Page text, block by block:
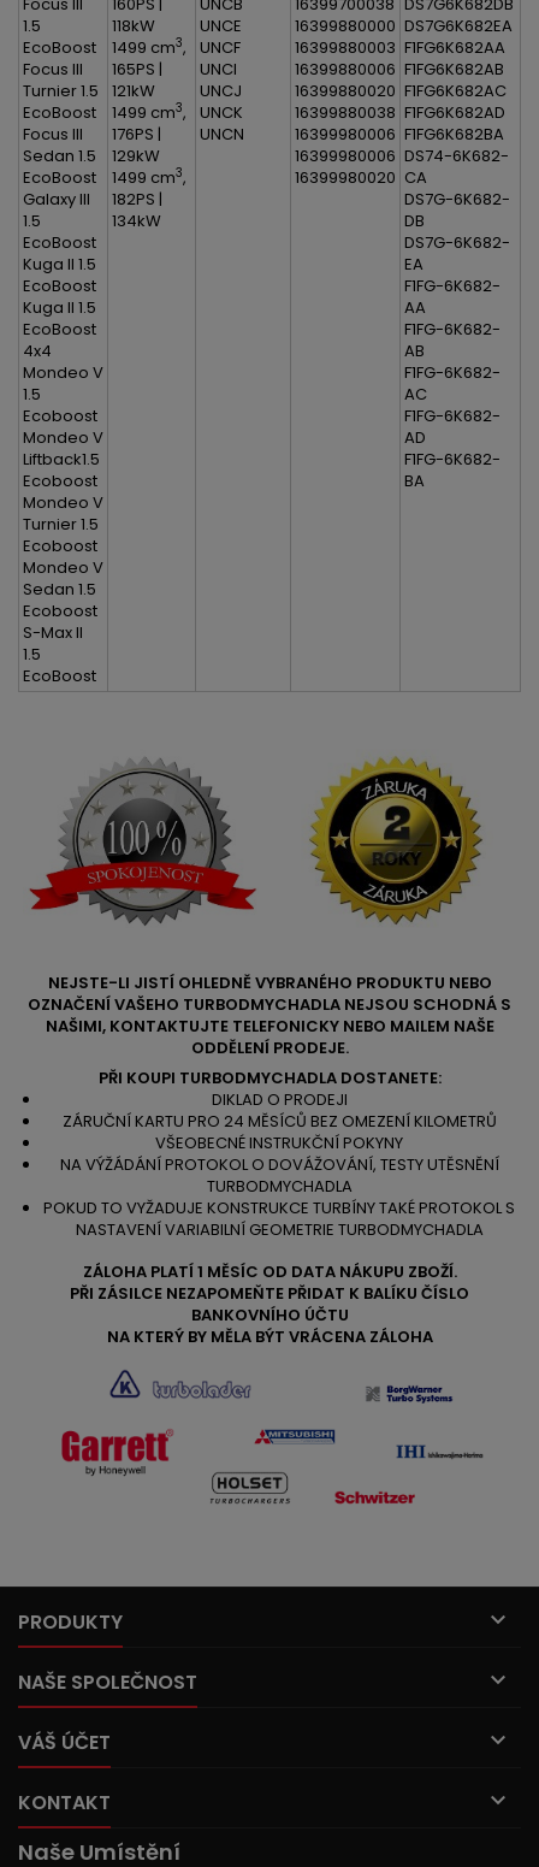
1.5
EcoBoost
Focus III
Turnier 1.5
EcoBoost
Focus III
Sedan 1.5
EcoBoost
Galaxy III
1.5
EcoBoost
Kuga II 1.5
EcoBoost
Kuga II 1.5
EcoBoost
4x4
Mondeo V
1.5
Ecoboost
Mondeo V
Liftback1.5
Ecoboost
Mondeo V
Turnier 1.5
Ecoboost
Mondeo V
Sedan 1.5
Ecoboost
S-Max II
1.5
EcoBoost
118kW
1499 cm3,
165PS |
121kW
1499 cm3,
176PS |
129kW
1499 cm3,
182PS |
134kW
UNCE
UNCF
UNCI
UNCJ
UNCK
UNCN
16399880000
16399880003
16399880006
16399880020
16399880038
16399980006
16399980006
16399980020
DS7G6K682EA
F1FG6K682AA
F1FG6K682AB
F1FG6K682AC
F1FG6K682AD
F1FG6K682BA
DS74-6K682-
CA
DS7G-6K682-
DB
DS7G-6K682-
EA
F1FG-6K682-
AA
F1FG-6K682-
AB
F1FG-6K682-
AC
F1FG-6K682-
AD
F1FG-6K682-
BA
NEJSTE-LI JISTÍ OHLEDNĚ VYBRANÉHO PRODUKTU NEBO
OZNAČENÍ VAŠEHO TURBODMYCHADLA NEJSOU SCHODNÁ S
NAŠIMI, KONTAKTUJTE TELEFONICKY NEBO MAILEM NAŠE
ODDĚLENÍ PRODEJE.
PŘI KOUPI TURBODMYCHADLA DOSTANETE:
DIKLAD O PRODEJI
ZÁRUČNÍ KARTU PRO 24 MĚSÍCŮ BEZ OMEZENÍ KILOMETRŮ
VŠEOBECNÉ INSTRUKČNÍ POKYNY
NA VÝŽÁDÁNÍ PROTOKOL O DOVÁŽOVÁNÍ, TESTY UTĚSNĚNÍ
TURBODMYCHADLA
POKUD TO VYŽADUJE KONSTRUKCE TURBÍNY TAKÉ PROTOKOL S
NASTAVENÍ VARIABILNÍ GEOMETRIE TURBODMYCHADLA
ZÁLOHA PLATÍ 1 MĚSÍC OD DATA NÁKUPU ZBOŽÍ.
PŘI ZÁSILCE NEZAPOMEŇTE PŘIDAT K BALÍKU ČÍSLO
BANKOVNÍHO ÚČTU
NA KTERÝ BY MĚLA BÝT VRÁCENA ZÁLOHA
PRODUKTY 
NAŠE SPOLEČNOST 
VÁŠ ÚČET 
KONTAKT 
Naše Umístění